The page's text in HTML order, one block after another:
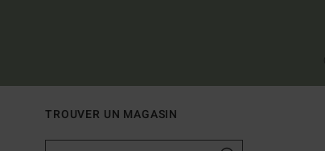
TROUVER UN MAGASIN